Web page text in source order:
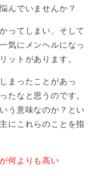
んでいませんか？
ってしまい、そして
気にメンヘルになっ
ットがあります。
まったことがあっ
たなと思うのです。
う意味なのか？とい
にこれらのことを指
何よりも高い